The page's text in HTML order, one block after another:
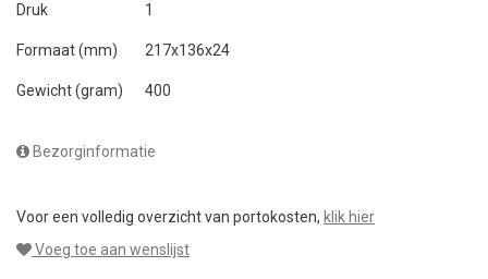
Druk 1
Formaat (mm) 217x136x24
Gewicht (gram) 400
Bezorginformatie
Voor een volledig overzicht van portokosten, klik hier
Voeg toe aan wenslijst